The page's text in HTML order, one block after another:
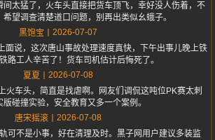
太猛了，火车头直接把货车顶飞，幸好没人伤着，不
望调查清楚道口问题，别再出类似幺蛾子。
黑饱宝
2026-07-07
面说，这次唐山事故处理速度真快，下午出事儿晚上铁
路工人辛苦了！货车司机估计后悔死了。
夏夏
2026-07-08
火车头，简直是找虐啊。网友们调侃这吨位PK赛太刺
版碰撞实验，安全教育又多一个案例。
唐宋摇滚
2026-07-08
可不是小事，好在清理及时。黑子网用户建议多装监